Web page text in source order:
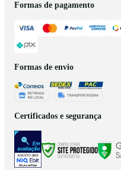
Formas de pagamento
Formas de envio
Certificados e segurança